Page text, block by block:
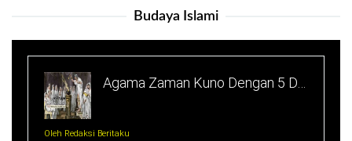
Budaya Islami
Agama Zaman Kuno Dengan 5 D…
Oleh Redaksi Beritaku